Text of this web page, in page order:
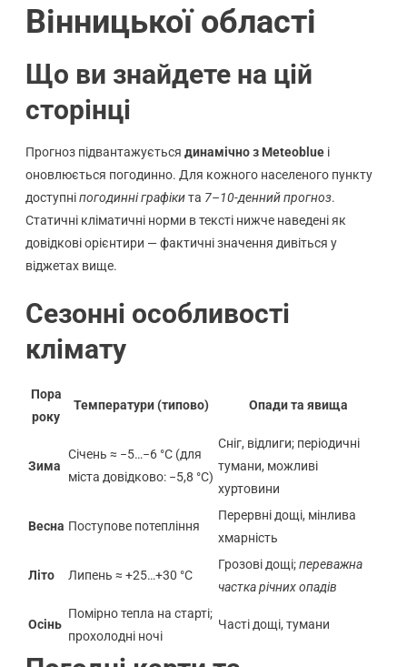
Вінницької області
Що ви знайдете на цій
сторінці
Прогноз підвантажується динамічно з Meteoblueі
оновлюється погодинно. Для кожного населеного пункту
доступніпогодинні графікита 7–10-денний прогноз.
Статичні кліматичні норми в тексті нижче наведені як
довідкові орієнтири — фактичні значення дивіться у
віджетах вище.
Сезонні особливості
клімату
Пора
року
Температури (типово) Опади та явища
Зима
Січень ≈ −5…−6 °C (для
міста довідково: −5,8 °C)
Сніг, відлиги; періодичні
тумани, можливі
хуртовини
Весна Поступове потепління
Перервні дощі, мінлива
хмарність
Літо Липень ≈ +25…+30 °C
Грозові дощі;переважна
частка річних опадів
Осінь
Помірно тепла на старті;
прохолодні ночі
Часті дощі, тумани